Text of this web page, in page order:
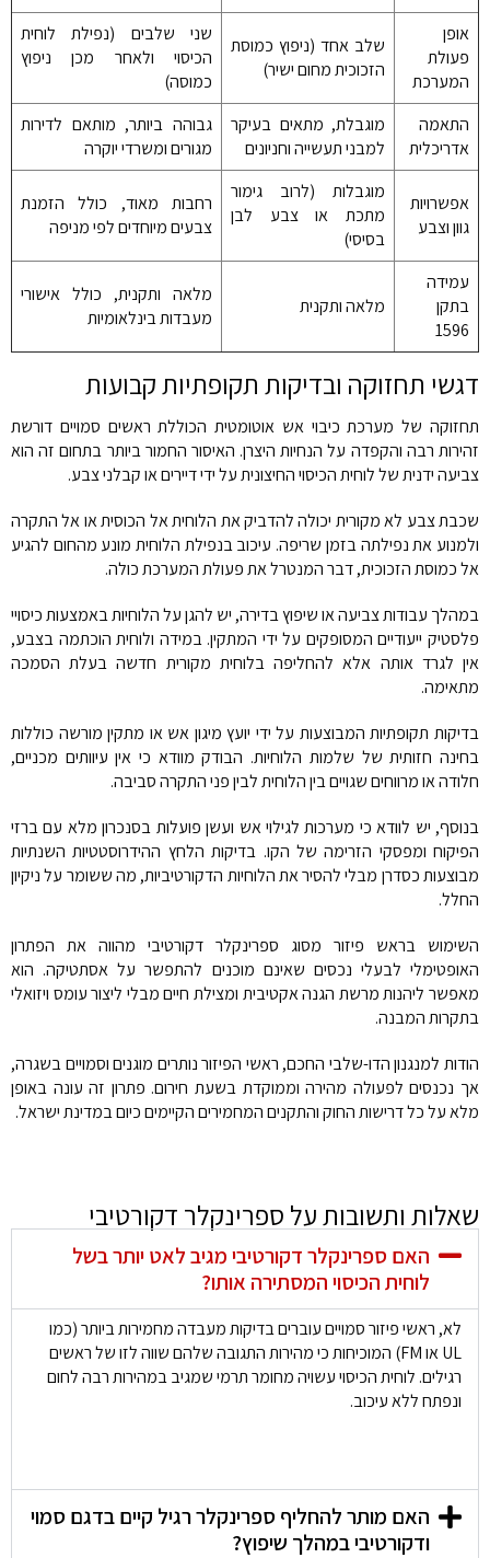
אופן
פעולת
המערכת
שלב אחד (ניפוץ כמוסת
הזכוכית מחום ישיר)
שני שלבים (נפילת לוחית
הכיסוי ולאחר מכן ניפוץ
כמוסה)
התאמה
אדריכלית
מוגבלת, מתאים בעיקר
למבני תעשייה וחניונים
גבוהה ביותר, מותאם לדירות
מגורים ומשרדי יוקרה
אפשרויות
גוון וצבע
מוגבלות (לרוב גימור
מתכת או צבע לבן
בסיסי)
רחבות מאוד, כולל הזמנת
צבעים מיוחדים לפי מניפה
עמידה
בתקן
1596
מלאה ותקנית
מלאה ותקנית, כולל אישורי
מעבדות בינלאומיות
דגשי תחזוקה ובדיקות תקופתיות קבועות
תחזוקה של מערכת כיבוי אש אוטומטית הכוללת ראשים סמויים דורשת
זהירות רבה והקפדה על הנחיות היצרן. האיסור החמור ביותר בתחום זה הוא
צביעה ידנית של לוחית הכיסוי החיצונית על ידי דיירים או קבלני צבע.
שכבת צבע לא מקורית יכולה להדביק את הלוחית אל הכוסית או אל התקרה
ולמנוע את נפילתה בזמן שריפה. עיכוב בנפילת הלוחית מונע מהחום להגיע
אל כמוסת הזכוכית, דבר המנטרל את פעולת המערכת כולה.
במהלך עבודות צביעה או שיפוץ בדירה, יש להגן על הלוחיות באמצעות כיסויי
פלסטיק ייעודיים המסופקים על ידי המתקין. במידה ולוחית הוכתמה בצבע,
אין לגרד אותה אלא להחליפה בלוחית מקורית חדשה בעלת הסמכה
מתאימה.
בדיקות תקופתיות המבוצעות על ידי יועץ מיגון אש או מתקין מורשה כוללות
בחינה חזותית של שלמות הלוחיות. הבודק מוודא כי אין עיוותים מכניים,
חלודה או מרווחים שגויים בין הלוחית לבין פני התקרה סביבה.
בנוסף, יש לוודא כי מערכות לגילוי אש ועשן פועלות בסנכרון מלא עם ברזי
הפיקוח ומפסקי הזרימה של הקו. בדיקות הלחץ ההידרוסטטיות השנתיות
מבוצעות כסדרן מבלי להסיר את הלוחיות הדקורטיביות, מה ששומר על ניקיון
החלל.
השימוש בראש פיזור מסוג ספרינקלר דקורטיבי מהווה את הפתרון
האופטימלי לבעלי נכסים שאינם מוכנים להתפשר על אסתטיקה. הוא
מאפשר ליהנות מרשת הגנה אקטיבית ומצילת חיים מבלי ליצור עומס ויזואלי
בתקרות המבנה.
הודות למנגנון הדו-שלבי החכם, ראשי הפיזור נותרים מוגנים וסמויים בשגרה,
אך נכנסים לפעולה מהירה וממוקדת בשעת חירום. פתרון זה עונה באופן
מלא על כל דרישות החוק והתקנים המחמירים הקיימים כיום במדינת ישראל.
שאלות ותשובות על ספרינקלר דקורטיבי
האם ספרינקלר דקורטיבי מגיב לאט יותר בשל
לוחית הכיסוי המסתירה אותו?
לא, ראשי פיזור סמויים עוברים בדיקות מעבדה מחמירות ביותר (כמו
UL או FM) המוכיחות כי מהירות התגובה שלהם שווה לזו של ראשים
רגילים. לוחית הכיסוי עשויה מחומר תרמי שמגיב במהירות רבה לחום
ונפתח ללא עיכוב.
האם מותר להחליף ספרינקלר רגיל קיים בדגם סמוי
ודקורטיבי במהלך שיפוץ?